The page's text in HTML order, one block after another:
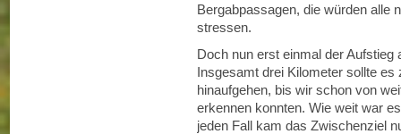
Bergabpassagen, die würden alle
stressen.
Doch nun erst einmal der Aufstieg
Insgesamt drei Kilometer sollte
hinaufgehen, bis wir schon von
erkennen konnten. Wie weit war
jeden Fall kam das Zwischenziel